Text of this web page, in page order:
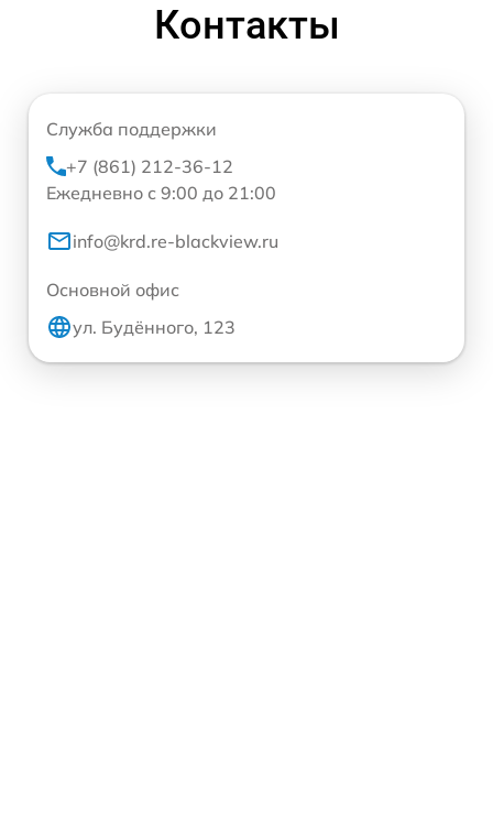
Контакты
Служба поддержки
+7 (861) 212-36-12
Ежедневно с 9:00 до 21:00
info@krd.re-blackview.ru
Основной офис
ул. Будённого, 123